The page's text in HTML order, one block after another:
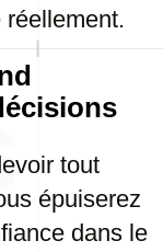
réellement.
tout
épuiserez
dans le